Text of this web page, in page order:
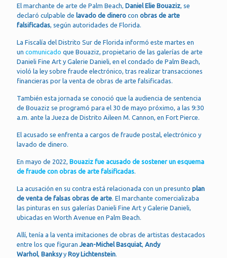
El marchante de arte de Palm Beach, Daniel Elie Bouaziz, se
declaró culpable de lavado de dinero con obras de arte
falsificadas, según autoridades de Florida.
La Fiscalía del Distrito Sur de Florida informó este martes en
un comunicado que Bouaziz, propietario de las galerías de arte
Danieli Fine Art y Galerie Danieli, en el condado de Palm Beach,
violó la ley sobre fraude electrónico, tras realizar transacciones
financieras por la venta de obras de arte falsificadas.
También esta jornada se conoció que la audiencia de sentencia
de Bouaziz se programó para el 30 de mayo próximo, a las 9:30
a.m. ante la Jueza de Distrito Aileen M. Cannon, en Fort Pierce.
El acusado se enfrenta a cargos de fraude postal, electrónico y
lavado de dinero.
En mayo de 2022, Bouaziz fue acusado de sostener un esquema
de fraude con obras de arte falsificadas.
La acusación en su contra está relacionada con un presunto plan
de venta de falsas obras de arte. El marchante comercializaba
las pinturas en sus galerías Danieli Fine Art y Galerie Danieli,
ubicadas en Worth Avenue en Palm Beach.
Allí, tenía a la venta imitaciones de obras de artistas destacados
entre los que figuran Jean-Michel Basquiat, Andy
Warhol, Banksyy Roy Lichtenstein.